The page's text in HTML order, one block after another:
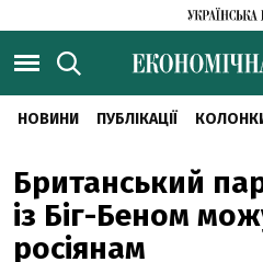
НОВИНИ ПУБЛІКАЦІЇ
Британський
із Біг-Беном
росіянам